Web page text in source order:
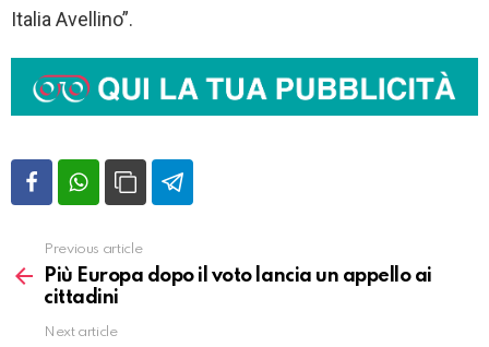
Italia Avellino”.
Vedi
altro
Previous article
Più Europa dopo il voto lancia un appello ai
cittadini
Next article